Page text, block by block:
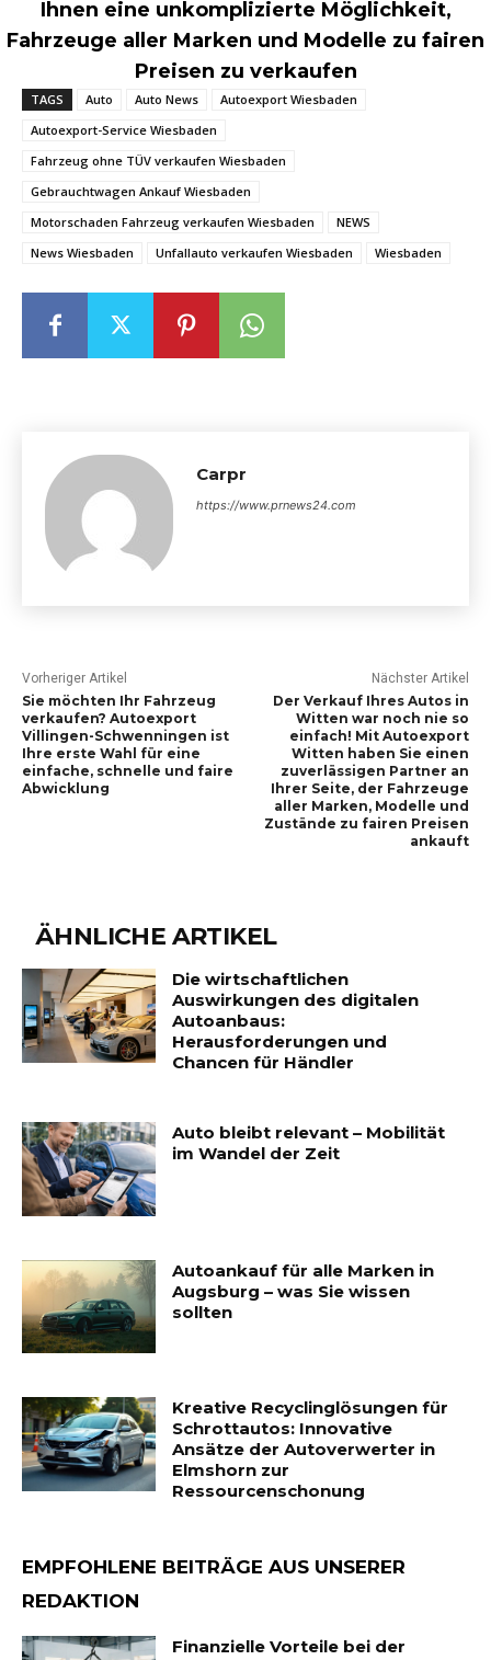
Ihnen eine unkomplizierte Möglichkeit,
Fahrzeuge aller Marken und Modelle zu fairen
Preisen zu verkaufen
TAGS Auto Auto News
Autoexport Wiesbaden
Autoexport-Service Wiesbaden
Fahrzeug ohne TÜV verkaufen Wiesbaden
Gebrauchtwagen Ankauf Wiesbaden
Motorschaden Fahrzeug verkaufen Wiesbaden
NEWS
News Wiesbaden
Unfallauto verkaufen Wiesbaden Wiesbaden
Carpr
https://www.prnews24.com
Vorheriger Artikel
Sie möchten Ihr Fahrzeug
verkaufen? Autoexport
Villingen-Schwenningen ist
Ihre erste Wahl für eine
einfache, schnelle und faire
Abwicklung
Nächster Artikel
Der Verkauf Ihres Autos in
Witten war noch nie so
einfach! Mit Autoexport
Witten haben Sie einen
zuverlässigen Partner an
Ihrer Seite, der Fahrzeuge
aller Marken, Modelle und
Zustände zu fairen Preisen
ankauft
ÄHNLICHE ARTIKEL
Die wirtschaftlichen
Auswirkungen des digitalen
Autoanbaus:
Herausforderungen und
Chancen für Händler
Auto bleibt relevant – Mobilität
im Wandel der Zeit
Autoankauf für alle Marken in
Augsburg – was Sie wissen
sollten
Kreative Recyclinglösungen für
Schrottautos: Innovative
Ansätze der Autoverwerter in
Elmshorn zur
Ressourcenschonung
EMPFOHLENE BEITRÄGE AUS UNSERER
REDAKTION
Finanzielle Vorteile bei der